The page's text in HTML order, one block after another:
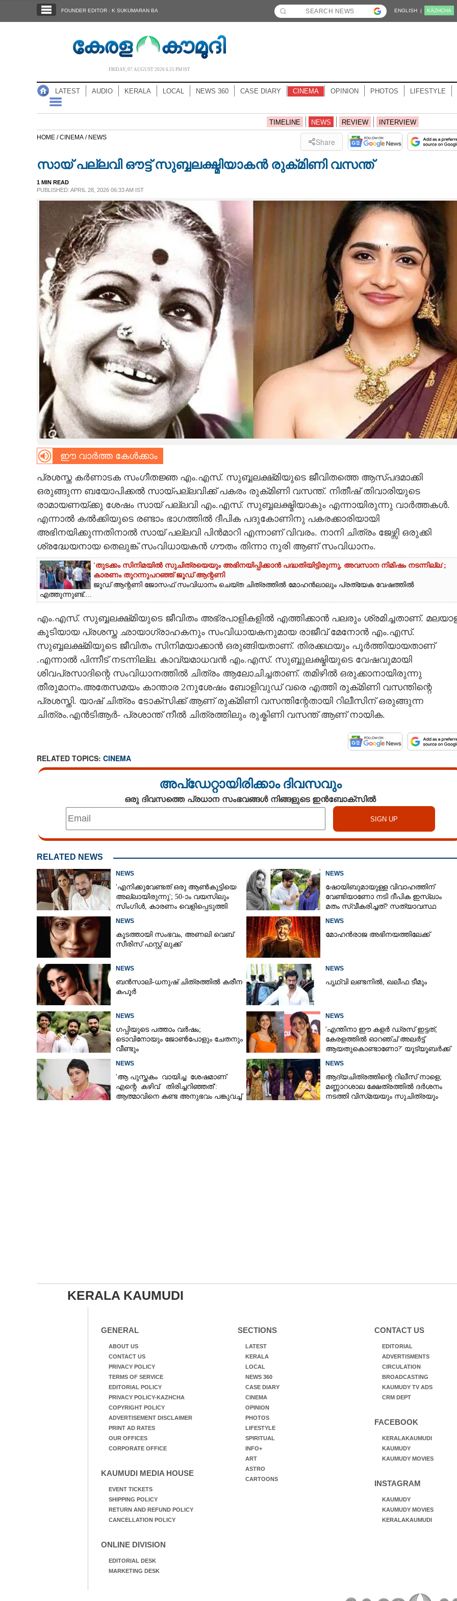
NOTIFIED NEWS
SPIRITUAL
CARTOONS
LITERATURE
CONTACT US
FOUNDER EDITOR : K SUKUMARAN BA ENGLISH | KĀZHCHA
FRIDAY, 07 AUGUST 2026 6.25 PM IST
LATEST AUDIO KERALA LOCAL NEWS 360 CASE DIARY CINEMA OPINION PHOTOS LIFESTYLE
TIMELINE NEWS REVIEW INTERVIEW
HOME /CINEMA / NEWS Share
സായ് പല്ലവി ഔട്ട് സുബ്ബലക്ഷ്മിയാകൻ രുക്‌മിണി വസന്ത്
1 MIN READ
PUBLISHED: APRIL 28, 2026 06:33 AM IST
ഈ വാർത്ത കേൾക്കാം
പ്രശസ്ത കർണാടക സംഗീതജ്ഞ എം.എസ്. സുബ്ബലക്ഷ്‌മിയുടെ ജീവിതത്തെ ആസ്‌പദമാക്കി
ഒരുങ്ങുന്ന ബയോപിക്കൽ സായ്‌പല്ലവിക്ക് പകരം രുക്‌മിണി വസന്ത്. നിതീഷ് തിവാരിയുടെ
രാമായണയ്ക്കു ശേഷം സായ് പല്ലവി എം.എസ്. സുബ്ബലക്ഷ്മിയാകും എന്നായിരുന്നു വാർത്തകൾ.
എന്നാൽ കൽക്കിയുടെ രണ്ടാം ഭാഗത്തിൽ ദീപിക പദുകോണിനു പകരക്കാരിയായി
അഭിനയിക്കുന്നതിനാൽ സായ് പല്ലവി പിൻമാറി എന്നാണ് വിവരം. നാനി ചിത്രം ജേഴ്സി ഒരുക്കി
ശ്രദ്ധേയനായ തെലുങ്ക് സംവിധായകൻ ഗൗതം തിന്നാ നുരി ആണ് സംവിധാനം.
'തുടക്കം സിനിമയിൽ സുചിത്രയെയും അഭിനയിപ്പിക്കാൻ പദ്ധതിയിട്ടിരുന്നു,​ അവസാന നിമിഷം നടന്നില്ല';
കാരണം തുറന്നുപറഞ്ഞ് ജൂഡ് ആന്റണി
ജൂഡ് ആന്റണി ജോസഫ് സംവിധാനം ചെയ്ത ചിത്രത്തിൽ മോഹൻലാലും പ്രത്യേക വേഷത്തിൽ
എത്തുന്നുണ്ട്....
എം.എസ്. സുബ്ബലക്ഷ്‌മിയുടെ ജീവിതം അഭ്രപാളികളിൽ എത്തിക്കാൻ പലരും ശ്രമിച്ചതാണ്.
കൂടിയായ പ്രശസ്ത ഛായാഗ്രാഹകനും സംവിധായകനുമായ രാജീവ് മേനോൻ എം.എസ്.
സുബ്ബലക്ഷ്‌മിയുടെ ജീവിതം സിനിമയാക്കാൻ ഒരുങ്ങിയതാണ്. തിരക്കഥയും പൂർത്തിയായതാണ്
.എന്നാൽ പിന്നീട് നടന്നില്ല. കാവ്യമാധവൻ എം.എസ്. സുബ്ബുലക്ഷ്മിയുടെ വേഷവുമായി
ശിവപ്രസാദിന്റെ സംവിധാനത്തിൽ ചിത്രം ആലോചിച്ചതാണ്. തമിഴിൽ ഒരുക്കാനായിരുന്നു
തീരുമാനം.അതേസമയം കാന്താര 2നുശേഷം ബോളിവുഡ് വരെ എത്തി രുക്‌മിണി വസന്തിന്റെ
പ്രശസ്തി. യാഷ് ചിത്രം ടോക്സിക്ക് ആണ് രുക്‌മിണി വസന്തിന്റേതായി റിലീസിന് ഒരുങ്ങുന്ന
ചിത്രം.എൻടിആർ- പ്രശാന്ത് നീൽ ചിത്രത്തിലും രുക്മിണി വസന്ത് ആണ് നായിക.
RELATED TOPICS: CINEMA
അപ്ഡേറ്റായിരിക്കാം ദിവസവും
ഒരു ദിവസത്തെ പ്രധാന സംഭവങ്ങൾ നിങ്ങളുടെ ഇൻബോക്സിൽ
RELATED NEWS
NEWS
'എനിക്കുവേണ്ടത് ഒരു ആൺകുട്ടിയെ
അല്ലായിരുന്നു'; 50-ാം വയസിലും
സിംഗിൾ, കാരണം വെളിപ്പെടുത്തി
NEWS
ഷോയിബുമായുള്ള വിവാഹത്തിന്
വേണ്ടിയാണോ നടി ദീപിക ഇസ്ലാം
മതം സ്വീകരിച്ചത്? സത്യാവസ്ഥ
NEWS
കൂടത്തായി സംഭവം, അണലി വെബ്
സീരിസ് ഫസ്റ്റ് ലുക്ക്
NEWS
മോഹൻരാജ അഭിനയത്തിലേക്ക്
NEWS
ബൻസാലി-ധനുഷ് ചിത്രത്തിൽ കരീന
കപൂർ
NEWS
പൃഥ്വി ലണ്ടനിൽ, ഖലീഫ ടീമും
NEWS
ഗപ്പിയുടെ പത്താം വർഷം;​
ടൊവിനോയും ജോൺപോളും ചേതനും
വീണ്ടും
NEWS
'എന്തിനാ ഈ കളർ ഡ്രസ് ഇട്ടത്,
കേരളത്തിൽ ഓറഞ്ച് അല‌ർട്ട്
ആയതുകൊണ്ടാണോ?' യൂട്യൂബർക്ക്
NEWS
'ആ പുസ്തകം വായിച്ച ശേഷമാണ്
എന്റെ കഴിവ് തിരിച്ചറിഞ്ഞത്':
ആത്മാവിനെ കണ്ട അനുഭവം പങ്കുവച്ച്
NEWS
ആദ്യചിത്രത്തിന്റെ റിലീസ് നാളെ;
മണ്ണാറശാല ക്ഷേത്രത്തിൽ ദർശനം
നടത്തി വിസ്‌മയയും സുചിത്രയും
KERALA KAUMUDI
GENERAL
ABOUT US
CONTACT US
PRIVACY POLICY
TERMS OF SERVICE
EDITORIAL POLICY
PRIVACY POLICY-KAZHCHA
COPYRIGHT POLICY
ADVERTISEMENT DISCLAIMER
PRINT AD RATES
OUR OFFICES
CORPORATE OFFICE
KAUMUDI MEDIA HOUSE
EVENT TICKETS
SHIPPING POLICY
RETURN AND REFUND POLICY
CANCELLATION POLICY
ONLINE DIVISION
EDITORIAL DESK
MARKETING DESK
SECTIONS
LATEST
KERALA
LOCAL
NEWS 360
CASE DIARY
CINEMA
OPINION
PHOTOS
LIFESTYLE
SPIRITUAL
INFO+
ART
ASTRO
CARTOONS
CONTACT US
EDITORIAL
ADVERTISMENTS
CIRCULATION
BROADCASTING
KAUMUDY TV ADS
CRM DEPT
FACEBOOK
KERALAKAUMUDI
KAUMUDY
KAUMUDY MOVIES
INSTAGRAM
KAUMUDY
KAUMUDY MOVIES
KERALAKAUMUDI
സായ് പല്ലവി ഔട്ട് സുബ്ബലക്ഷ്മിയാകൻ
രുക്‌മിണി വസന്ത്
Share this link